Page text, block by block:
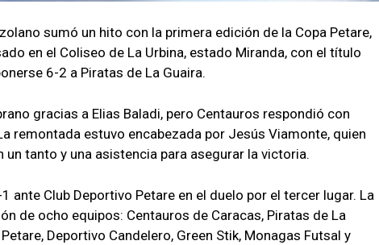
sumó un hito con la primera edición de la Copa Petare,
en el Coliseo de La Urbina, estado Miranda, con el título
6-2 a Piratas de La Guaira.
gracias a Elias Baladi, pero Centauros respondió con
remontada estuvo encabezada por Jesús Viamonte, quien
tanto y una asistencia para asegurar la victoria.
ante Club Deportivo Petare en el duelo por el tercer lugar. La
de ocho equipos: Centauros de Caracas, Piratas de La
Deportivo Candelero, Green Stik, Monagas Futsal y